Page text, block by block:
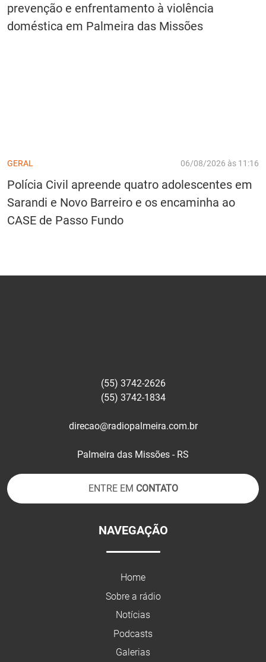
prevenção e enfrentamento à violência
doméstica em Palmeira das Missões
GERAL 06/08/2026 às 11:16
Polícia Civil apreende quatro adolescentes em
Sarandi e Novo Barreiro e os encaminha ao
CASE de Passo Fundo
(55) 3742-2626
(55) 3742-1834
direcao@radiopalmeira.com.br
Palmeira das Missões - RS
ENTRE EM CONTATO
NAVEGAÇÃO
Home
Sobre a rádio
Notícias
Podcasts
Galerias